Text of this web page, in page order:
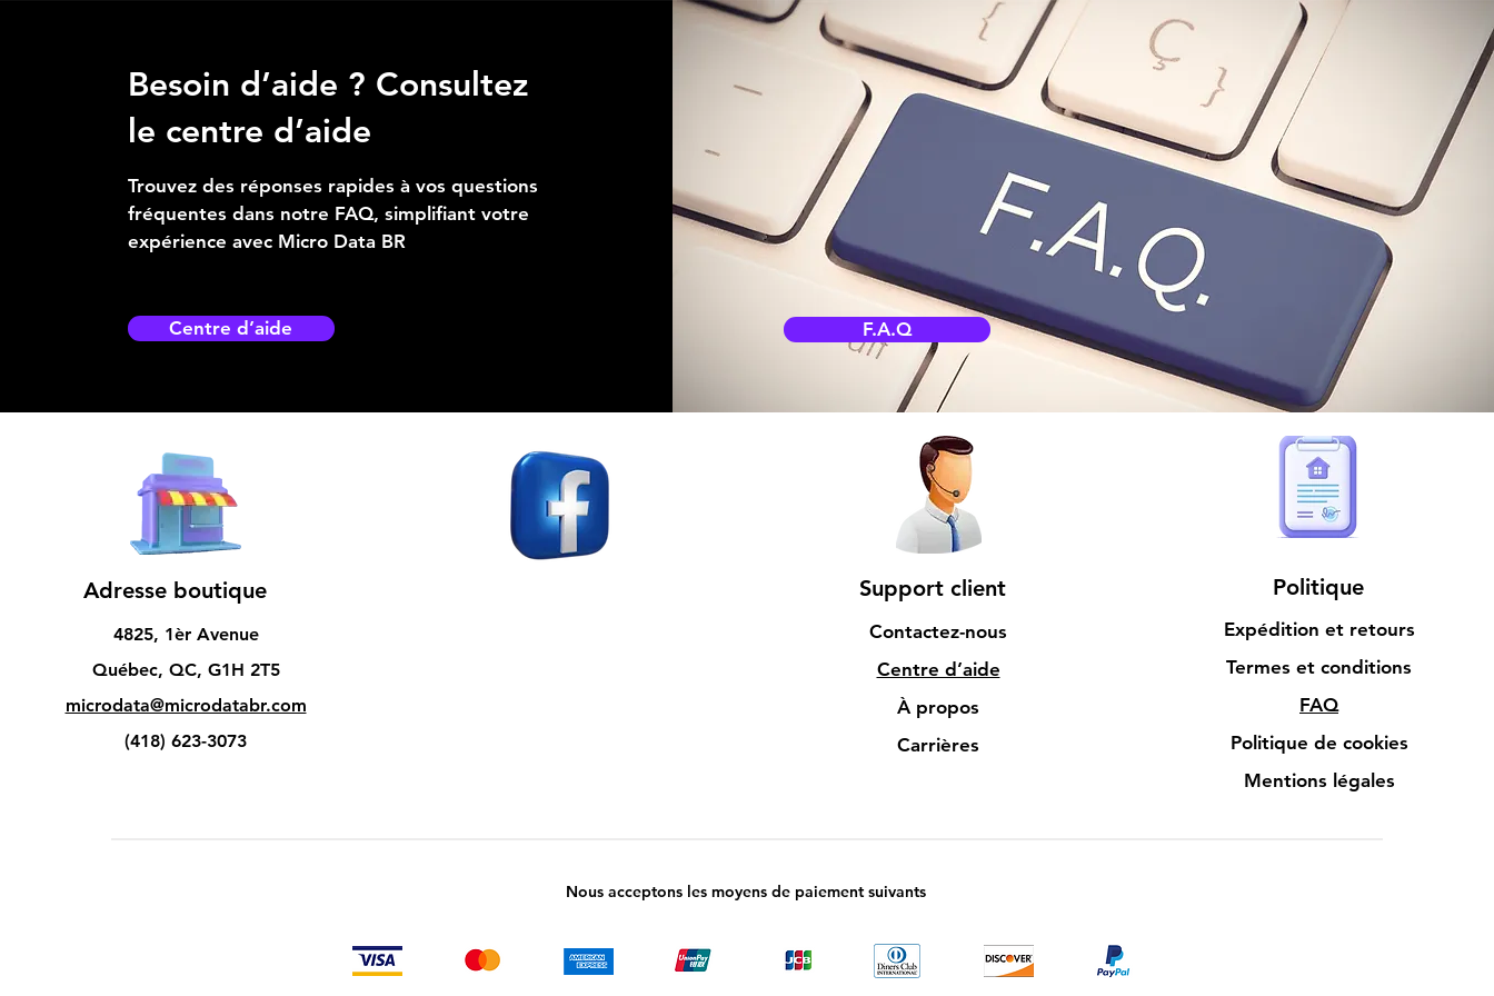
Besoin d’aide ? Consultez
le centre d’aide
Trouvez des réponses rapides à vos questions
fréquentes dans notre FAQ, simplifiant votre
expérience avec Micro Data BR
Centre d’aide F.A.Q
Adresse boutique
4825, 1èr Avenue
Québec, QC, G1H 2T5
microdata@microdatabr.com
(418) 623-3073
Support client
Contactez-nous
Centre d’aide
À propos
Carrières
Politique
Expédition et retours
Termes et conditions
FAQ
Politique de cookies
Mentions légales
Nous acceptons les moyens de paiement suivants